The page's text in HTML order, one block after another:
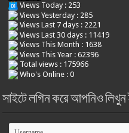
Views Today : 253
Views Yesterday : 285
Views Last 7 days : 2221
Views Last 30 days : 11419
Views This Month : 1638
Views This Year : 62396
Total views : 175966
Who's Online : 0
সাইটে লগিন করে আপনিও